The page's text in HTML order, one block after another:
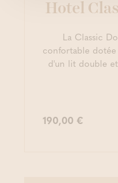
Hotel
La Classic
confortable
d'un lit double
190,00 €